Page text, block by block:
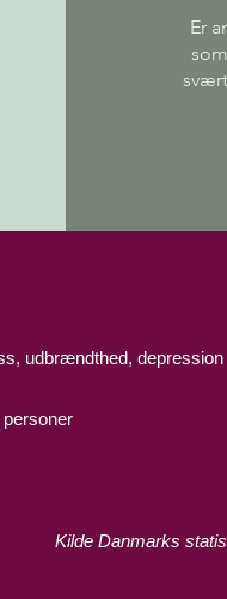
Er
udbrændthed, depression
Kilde Danmarks